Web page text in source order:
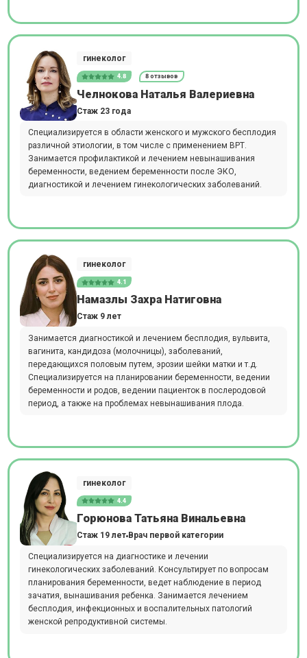
гинеколог
4.8 8 отзывов
Челнокова Наталья Валериевна
Стаж 23 года
Специализируется в области женского и мужского бесплодия
различной этиологии, в том числе с применением ВРТ.
Занимается профилактикой и лечением невынашивания
беременности, ведением беременности после ЭКО,
диагностикой и лечением гинекологических заболеваний.
гинеколог
4.1
Намазлы Захра Натиговна
Стаж 9 лет
Занимается диагностикой и лечением бесплодия, вульвита,
вагинита, кандидоза (молочницы), заболеваний,
передающихся половым путем, эрозии шейки матки и т.д.
Специализируется на планировании беременности, ведении
беременности и родов, ведении пациенток в послеродовой
период, а также на проблемах невынашивания плода.
гинеколог
4.4
Горюнова Татьяна Винальевна
Стаж 19 лет Врач первой категории
Специализируется на диагностике и лечении
гинекологических заболеваний. Консультирует по вопросам
планирования беременности, ведет наблюдение в период
зачатия, вынашивания ребенка. Занимается лечением
бесплодия, инфекционных и воспалительных патологий
женской репродуктивной системы.